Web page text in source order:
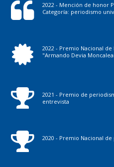
2022 - Mención de honor
Categoría: periodismo
2022 - Premio Nacional
"Armando Devia
2021 - Premio de
entrevista
2020 - Premio Nacional de